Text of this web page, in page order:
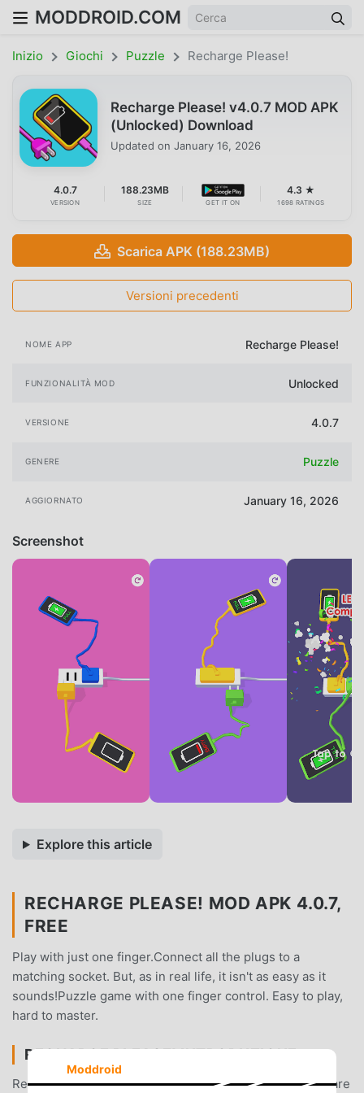
MODDROID.COM
Inizio Giochi Puzzle Recharge Please!
Recharge Please! v4.0.7 MOD APK
(Unlocked) Download
Updated on January 16, 2026
4.0.7
VERSION
188.23MB
SIZE GET IT ON
4.3 ★
1698 RATINGS
Scarica APK (188.23MB)
Versioni precedenti
NOME APP Recharge Please!
FUNZIONALITÀ MOD Unlocked
VERSIONE 4.0.7
GENERE Puzzle
AGGIORNATO January 16, 2026
Screenshot
Explore this article
RECHARGE PLEASE! MOD APK 4.0.7,
FREE
Play with just one finger.Connect all the plugs to a
matching socket. But, as in real life, it isn't as easy as it
sounds!Puzzle game with one finger control. Easy to play,
hard to master.
RECHARGE PLEASE! INTRODUZIONE
Recharge Please! Essendo un gioco puzzle molto popolare
Moddroid